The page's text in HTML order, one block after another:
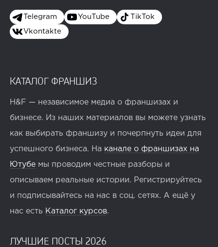
Telegram YouTube TikTok
Vkontakte
КАТАЛОГ ФРАНШИЗ
H&F — независимое медиа о франшизах и
бизнесе. Из наших материалов вы можете узнать
как выбирать франшизу и почерпнуть идеи для
успешного бизнеса. На канале о франшизах на
Ютубе мы проводим честные разборы и
описываем реальные истории. Регистрируйтесь
и подписывайтесь на нас в соц. сетях. А ещё у
нас есть Каталог курсов.
ЛУЧШИЕ ПОСТЫ 2026